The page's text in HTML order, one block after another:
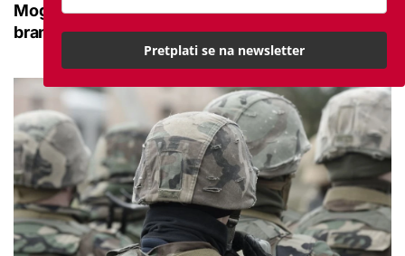
Moguće povećanje naknade za nezaposlene
branitelje: Znamo koliko ih je na burzi
Pretplati se na newsletter